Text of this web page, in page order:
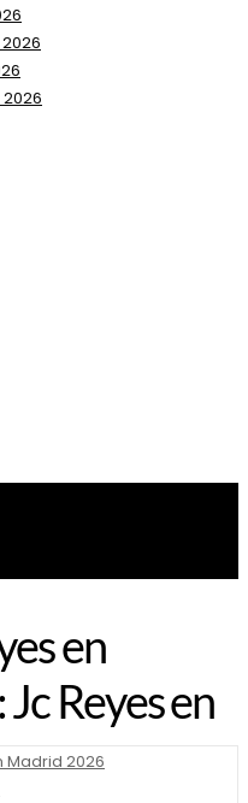
Madrid 2026
en
Reyes en